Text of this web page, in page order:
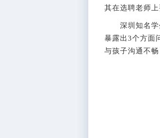
其在选聘老师
深圳知名学生
暴露出3个方面
与孩子沟通不